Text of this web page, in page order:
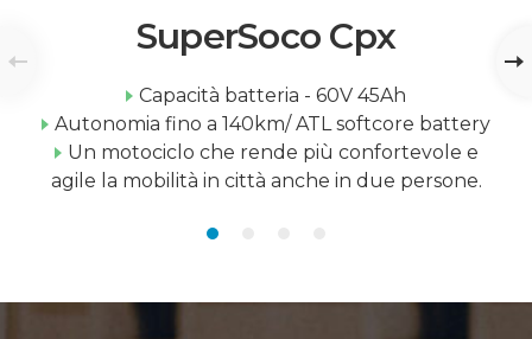
SuperSoco Cpx
Capacità batteria - 60V 45Ah
Autonomia fino a 140km/ ATL softcore battery
Un motociclo che rende più confortevole e
agile la mobilità in città anche in due persone.